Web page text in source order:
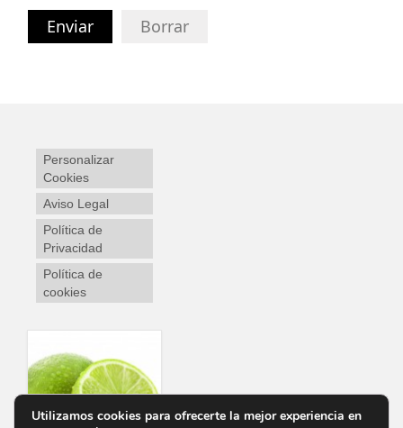
Enviar Borrar
Personalizar
Cookies
Aviso Legal
Política de
Privacidad
Política de
cookies
Utilizamos cookies para ofrecerte la mejor experiencia en